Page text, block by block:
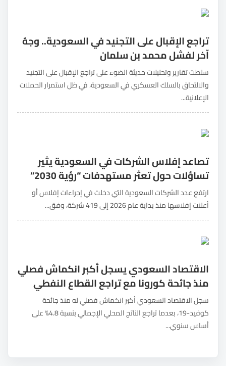
تراجع الإقبال على التجنيد في السعودية.. وجهٌ
آخر لفشل محمد بن سلمان
سلطت تقارير وتحليلات حديثة الضوء على تراجع الإقبال على التجنيد
والالتحاق بالسلك العسكري في السعودية، في ظل استمرار الحملات
الإعلانية...
تصاعد إفلاس الشركات في السعودية يثير
تساؤلات حول تعثر مستهدفات “رؤية 2030”
ارتفع عدد الشركات السعودية التي دخلت في إجراءات إفلاس أو
أعلنت إفلاسها منذ بداية عام 2026 إلى 419 شركة، وفق...
الاقتصاد السعودي يسجل أكبر انكماش فصلي
منذ جائحة كورونا مع تراجع القطاع النفطي
سجل الاقتصاد السعودي أكبر انكماش فصلي له منذ جائحة
كوفيد-19، بعدما تراجع الناتج المحلي الإجمالي بنسبة 4.8% على
أساس سنوي...